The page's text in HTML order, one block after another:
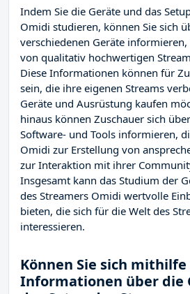
Indem Sie die Geräte und das
Omidi studieren, können Sie sich
verschiedenen Geräte
von qualitativ hochwertigen
Diese Informationen können für
sein, die ihre eigenen Streams
Geräte und Ausrüstung kaufen
hinaus können Zuschauer sich
Software- und Tools informieren,
Omidi zur Erstellung von
zur Interaktion mit ihrer
Insgesamt kann das Studium der
des Streamers Omidi wertvolle
bieten, die sich für die Welt des
interessieren.
Können Sie sich mithilfe
Informationen über die